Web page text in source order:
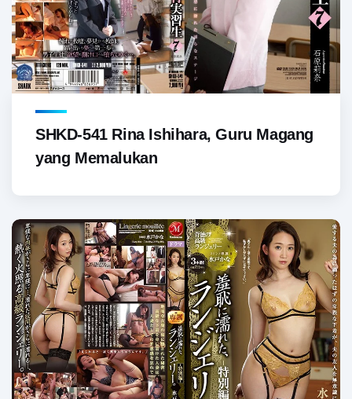
SHKD-541 Rina Ishihara, Guru Magang
yang Memalukan